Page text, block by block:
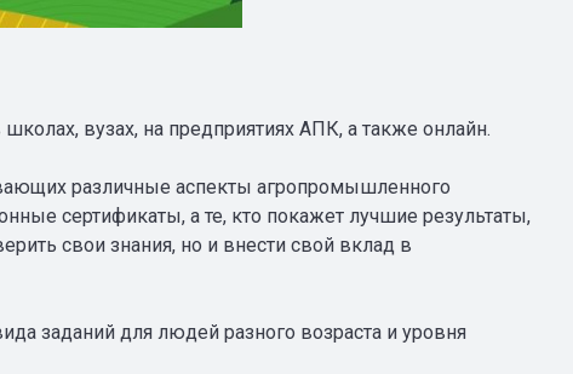
вузах, на предприятиях АПК, а также онлайн.
различные аспекты агропромышленного
сертификаты, а те, кто покажет лучшие результаты,
свои знания, но и внести свой вклад в
заданий для людей разного возраста и уровня